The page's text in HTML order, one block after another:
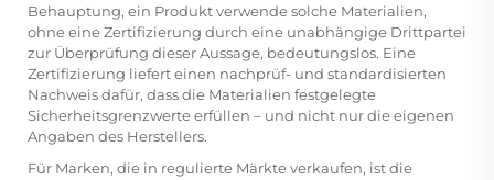
Behauptung, ein Produkt verwende solche Materialien,
ohne eine Zertifizierung durch eine unabhängige Drittpartei
zur Überprüfung dieser Aussage, bedeutungslos. Eine
Zertifizierung liefert einen nachprüf- und standardisierten
Nachweis dafür, dass die Materialien festgelegte
Sicherheitsgrenzwerte erfüllen – und nicht nur die eigenen
Angaben des Herstellers.
Für Marken, die in regulierte Märkte verkaufen, ist die